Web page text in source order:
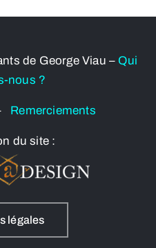
de George Viau – Qui
nous ?
Remerciements
du site :
légales